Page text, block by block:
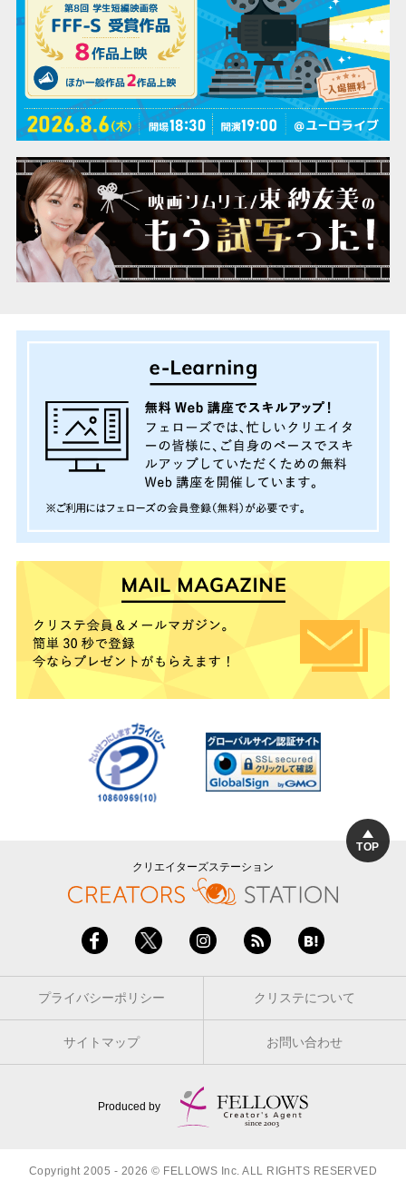
TOP
クリエイターズステーション
プライバシーポリシー クリステについて
サイトマップ お問い合わせ
Produced by
Copyright 2005 - 2026 © FELLOWS Inc. ALL RIGHTS RESERVED